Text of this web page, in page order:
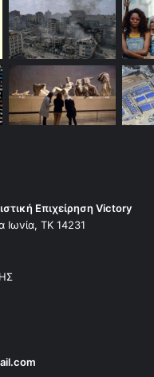
Επιχείρηση Victory
Ιωνία, ΤΚ 14231